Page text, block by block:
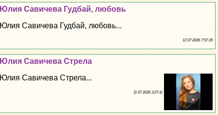
Юлия Савичева Гудбай, любовь
Юлия Савичева Гудбай, любовь...
12 07 2026 7:57:35
Юлия Савичева Стрела
Юлия Савичева Стрела...
11 07 2026 3:27:11